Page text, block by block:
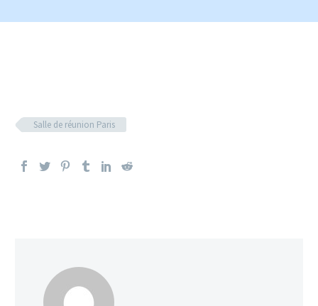
Salle de réunion Paris